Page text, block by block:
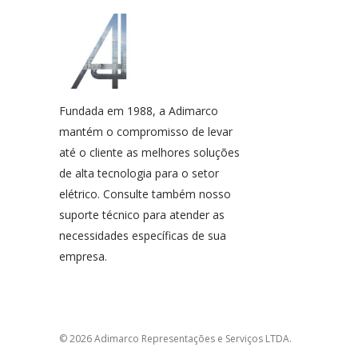
Fundada em 1988, a Adimarco
mantém o compromisso de levar
até o cliente as melhores soluções
de alta tecnologia para o setor
elétrico. Consulte também nosso
suporte técnico para atender as
necessidades específicas de sua
empresa.
© 2026 Adimarco Representações e Serviços LTDA.